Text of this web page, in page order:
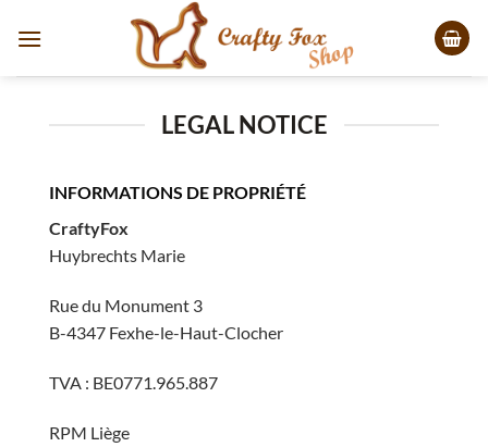
LEGAL NOTICE
INFORMATIONS DE PROPRIÉTÉ
CraftyFox
Huybrechts Marie
Rue du Monument 3
B-4347 Fexhe-le-Haut-Clocher
TVA : BE0771.965.887
RPM Liège